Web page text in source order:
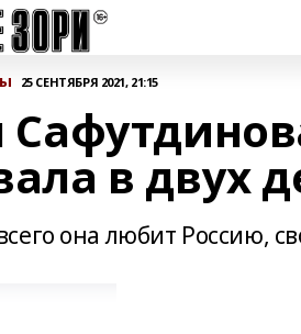
25 СЕНТЯБРЯ 2021, 21:15
в двух
она любит Россию,